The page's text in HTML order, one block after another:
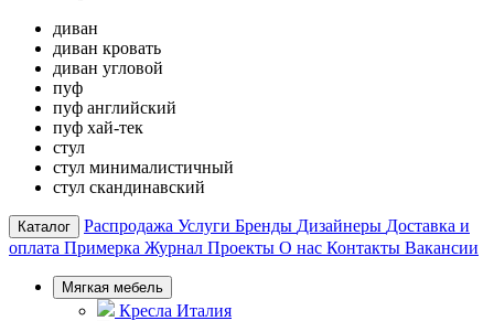
диван
диван кровать
диван угловой
пуф
пуф английский
пуф хай-тек
стул
стул минималистичный
стул скандинавский
Каталог Распродажа Услуги Бренды Дизайнеры Доставка и
оплата Примерка Журнал Проекты О нас Контакты Вакансии
Мягкая мебель
Кресла Италия